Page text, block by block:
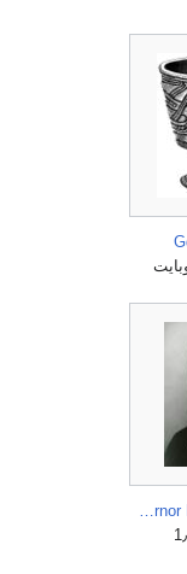
1٫17